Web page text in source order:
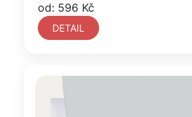
od: 596 Kč
DETAIL